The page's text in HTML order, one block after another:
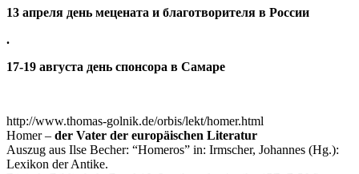
13 апреля день мецената и благотворителя в России
.
17-19 августа день спонсора в Самаре
http://www.thomas-golnik.de/orbis/lekt/homer.html
Homer – der Vater der europäischen Literatur
Auszug aus Ilse Becher: “Homeros” in: Irmscher, Johannes (Hg.):
Lexikon der Antike.